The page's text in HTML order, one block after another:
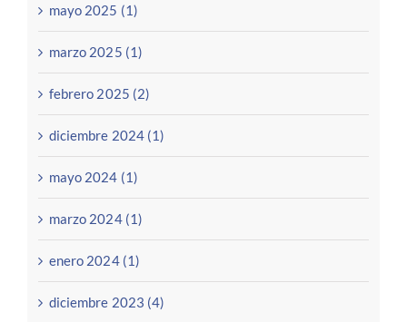
mayo 2025 (1)
marzo 2025 (1)
febrero 2025 (2)
diciembre 2024 (1)
mayo 2024 (1)
marzo 2024 (1)
enero 2024 (1)
diciembre 2023 (4)